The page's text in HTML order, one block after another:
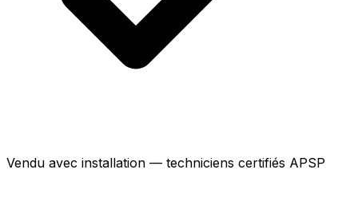
Vendu avec installation — techniciens certifiés APSP